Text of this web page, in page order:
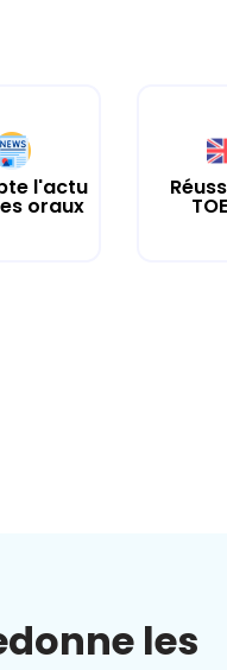
l'actu
oraux
les